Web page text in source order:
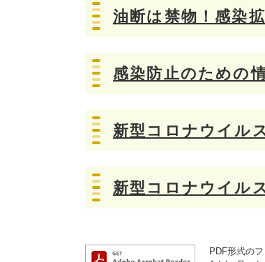
油断は禁物！感染
感染防止のための
新型コロナウイル
新型コロナウイル
PDF形式の